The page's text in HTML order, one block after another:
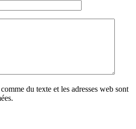
du texte et les adresses web sont